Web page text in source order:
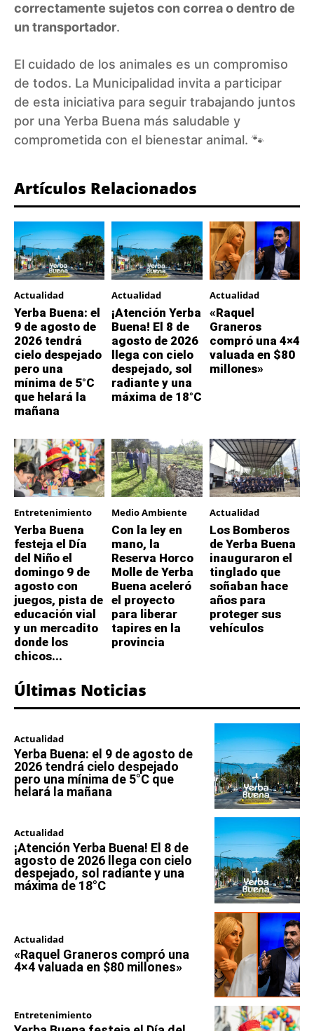
correctamente sujetos con correa o dentro de
un transportador.
El cuidado de los animales es un compromiso
de todos. La Municipalidad invita a participar
de esta iniciativa para seguir trabajando juntos
por una Yerba Buena más saludable y
comprometida con el bienestar animal. 🐾
Artículos Relacionados
Actualidad
Yerba Buena: el
9 de agosto de
2026 tendrá
cielo despejado
pero una
mínima de 5°C
que helará la
mañana
Actualidad
¡Atención Yerba
Buena! El 8 de
agosto de 2026
llega con cielo
despejado, sol
radiante y una
máxima de 18°C
Actualidad
«Raquel
Graneros
compró una 4×4
valuada en $80
millones»
Entretenimiento
Yerba Buena
festeja el Día
del Niño el
domingo 9 de
agosto con
juegos, pista de
educación vial
y un mercadito
donde los
chicos...
Medio Ambiente
Con la ley en
mano, la
Reserva Horco
Molle de Yerba
Buena aceleró
el proyecto
para liberar
tapires en la
provincia
Actualidad
Los Bomberos
de Yerba Buena
inauguraron el
tinglado que
soñaban hace
años para
proteger sus
vehículos
Últimas Noticias
Actualidad
Yerba Buena: el 9 de agosto de
2026 tendrá cielo despejado
pero una mínima de 5°C que
helará la mañana
Actualidad
¡Atención Yerba Buena! El 8 de
agosto de 2026 llega con cielo
despejado, sol radiante y una
máxima de 18°C
Actualidad
«Raquel Graneros compró una
4×4 valuada en $80 millones»
Entretenimiento